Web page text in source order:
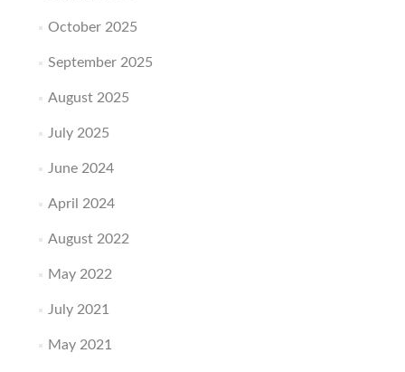
October 2025
September 2025
August 2025
July 2025
June 2024
April 2024
August 2022
May 2022
July 2021
May 2021